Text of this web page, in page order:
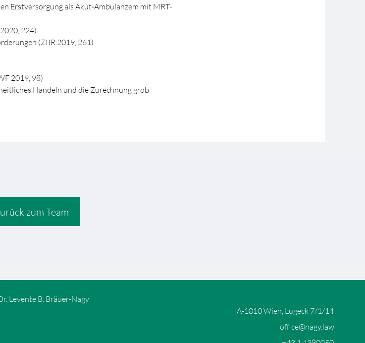
Erstversorgung als Akut-Ambulanzem mit MRT-
224)
(ZIIR 2019, 261)
2019, 98)
Handeln und die Zurechnung grob
zum Team
Levente B. Bräuer-Nagy
A-1010 Wien, Lugeck 7/1/14
office@nagy.law